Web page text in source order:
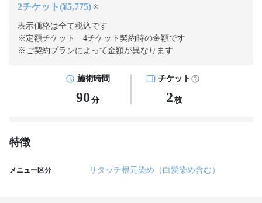
2チケット(¥5,775) ※
表示価格は全て税込です
※定額チケット 4チケット契約時の金額です
※ご契約プランによって金額が異なります
施術時間
90 分
チケット
2 枚
特徴
メニュー区分 リタッチ根元染め（白髪染め含む）